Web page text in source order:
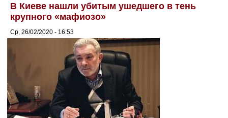
В Киеве нашли убитым ушедшего в тень
крупного «мафиозо»
Ср, 26/02/2020 - 16:53